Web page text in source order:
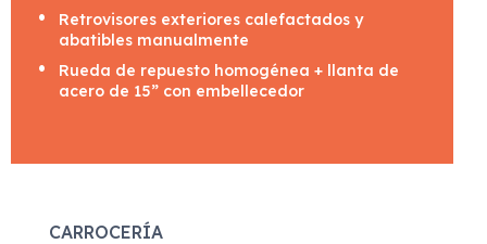
Retrovisores exteriores calefactados y
abatibles manualmente
Rueda de repuesto homogénea + llanta de
acero de 15” con embellecedor
CARROCERÍA